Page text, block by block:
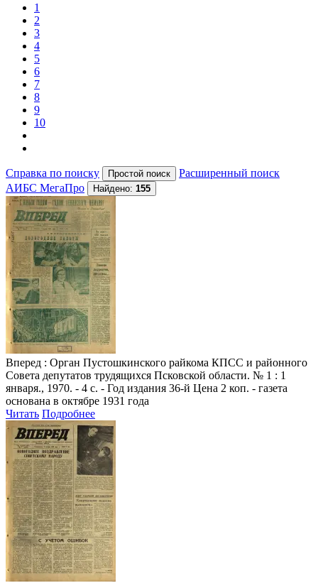
1
2
3
4
5
6
7
8
9
10
Справка по поиску
Расширенный поиск
АИБС МегаПро
Найдено: 155
Вперед : Орган Пустошкинского райкома КПСС и районного
Совета депутатов трудящихся Псковской области. № 1 : 1
января., 1970. - 4 с. - Год издания 36-й Цена 2 коп. - газета
основана в октябре 1931 года
Читать Подробнее